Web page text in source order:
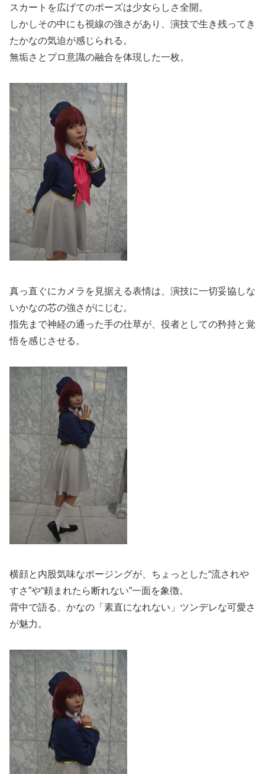
スカートを広げてのポーズは少女らしさ全開。
しかしその中にも視線の強さがあり、演技で生き残ってき
たかなの気迫が感じられる。
無垢さとプロ意識の融合を体現した一枚。
真っ直ぐにカメラを見据える表情は、演技に一切妥協しな
いかなの芯の強さがにじむ。
指先まで神経の通った手の仕草が、役者としての矜持と覚
悟を感じさせる。
横顔と内股気味なポージングが、ちょっとした“流されや
すさ”や“頼まれたら断れない”一面を象徴。
背中で語る、かなの「素直になれない」ツンデレな可愛さ
が魅力。